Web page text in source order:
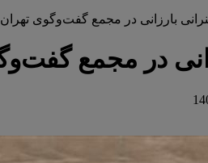
بارزانی در مجمع گفت‌وگوی
در مجمع